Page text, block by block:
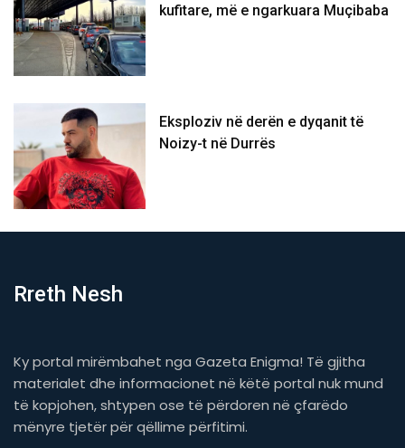
kufitare, më e ngarkuara Muçibaba
Eksploziv në derën e dyqanit të
Noizy-t në Durrës
Rreth Nesh
Ky portal mirëmbahet nga Gazeta Enigma! Të gjitha
materialet dhe informacionet në këtë portal nuk mund
të kopjohen, shtypen ose të përdoren në çfarëdo
mënyre tjetër për qëllime përfitimi.